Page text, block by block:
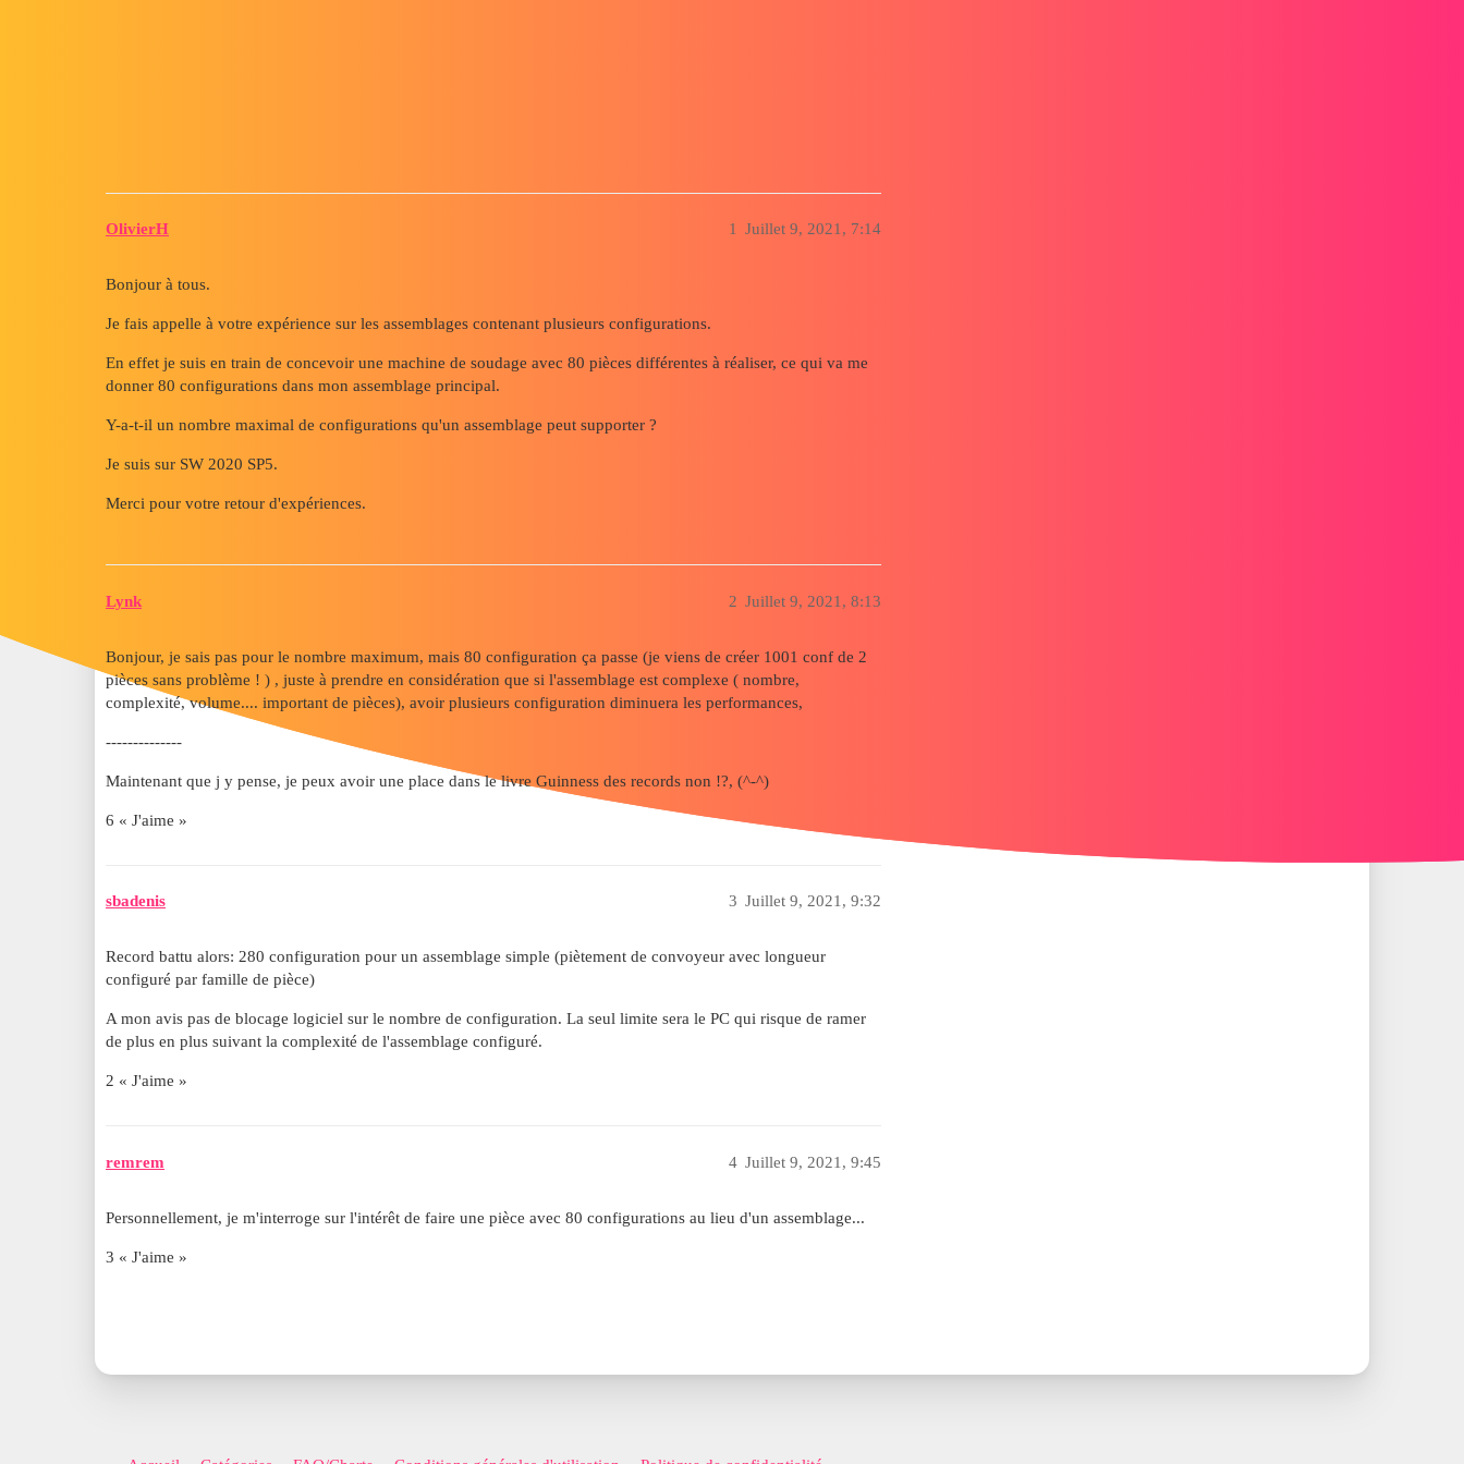
OlivierH Juillet 9, 2021, 7:14
1
Bonjour à tous.
Je fais appelle à votre expérience sur les assemblages contenant plusieurs configurations.
En effet je suis en train de concevoir une machine de soudage avec 80 pièces différentes à réaliser, ce qui va me
donner 80 configurations dans mon assemblage principal.
Y-a-t-il un nombre maximal de configurations qu'un assemblage peut supporter ?
Je suis sur SW 2020 SP5.
Merci pour votre retour d'expériences.
Lynk Juillet 9, 2021, 8:13
2
Bonjour, je sais pas pour le nombre maximum, mais 80 configuration ça passe (je viens de créer 1001 conf de 2
pièces sans problème ! ) , juste à prendre en considération que si l'assemblage est complexe ( nombre,
complexité, volume.... important de pièces), avoir plusieurs configuration diminuera les performances,
--------------
Maintenant que j y pense, je peux avoir une place dans le livre Guinness des records non !?, (^-^)
6 « J'aime »
sbadenis Juillet 9, 2021, 9:32
3
Record battu alors: 280 configuration pour un assemblage simple (piètement de convoyeur avec longueur
configuré par famille de pièce)
A mon avis pas de blocage logiciel sur le nombre de configuration. La seul limite sera le PC qui risque de ramer
de plus en plus suivant la complexité de l'assemblage configuré.
2 « J'aime »
remrem Juillet 9, 2021, 9:45
4
Personnellement, je m'interroge sur l'intérêt de faire une pièce avec 80 configurations au lieu d'un assemblage...
3 « J'aime »